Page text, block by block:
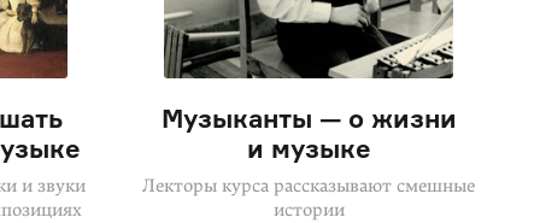
и звуки
Музыканты — о жизни
и музыке
Лекторы курса рассказывают смешные
истории